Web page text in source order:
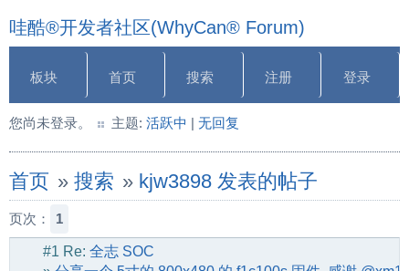
哇酷®开发者社区(WhyCan® Forum)
板块 首页 搜索 注册 登录
您尚未登录。 主题: 活跃中 | 无回复
首页 » 搜索 » kjw3898 发表的帖子
页次： 1
#1 Re: 全志 SOC